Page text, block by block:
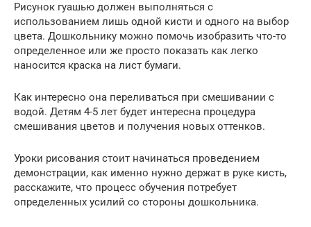
Рисунок гуашью должен выполняться с
использованием лишь одной кисти и одного на выбор
цвета. Дошкольнику можно помочь изобразить что-то
определенное или же просто показать как легко
наносится краска на лист бумаги.
Как интересно она переливаться при смешивании с
водой. Детям 4-5 лет будет интересна процедура
смешивания цветов и получения новых оттенков.
Уроки рисования стоит начинаться проведением
демонстрации, как именно нужно держат в руке кисть,
расскажите, что процесс обучения потребует
определенных усилий со стороны дошкольника.